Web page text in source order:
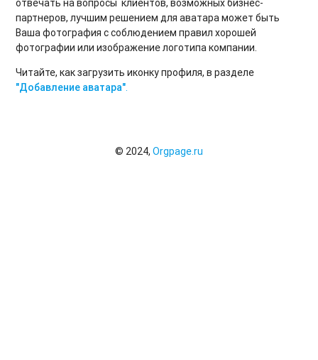
отвечать на вопросы клиентов, возможных бизнес-
партнеров, лучшим решением для аватара может быть
Ваша фотография с соблюдением правил хорошей
фотографии или изображение логотипа компании.
Читайте, как загрузить иконку профиля, в разделе
"Добавление аватара".
© 2024, Orgpage.ru